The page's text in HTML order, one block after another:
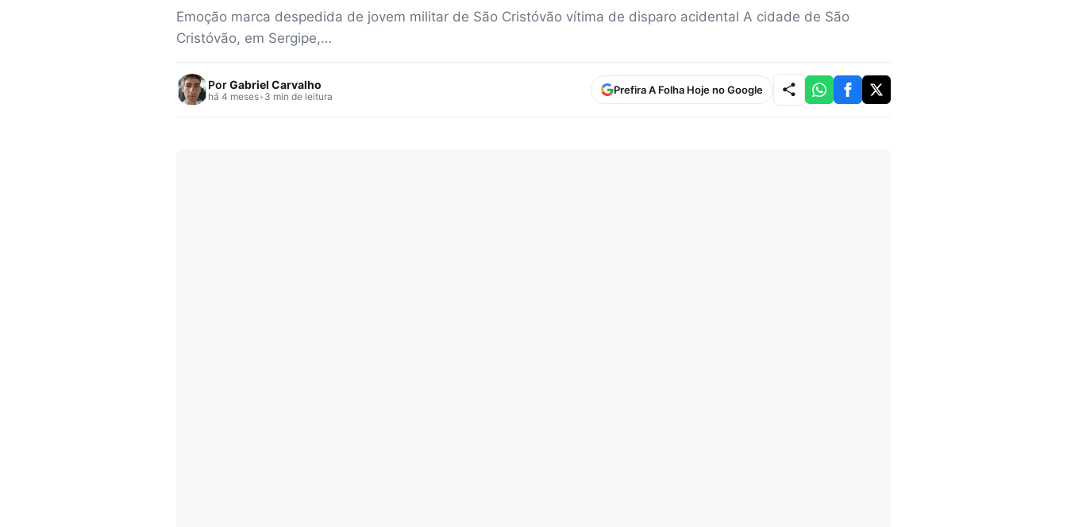
Emoção marca despedida de jovem militar de São Cristóvão vítima de disparo acidental A cidade de São
Cristóvão, em Sergipe,…
PorGabriel Carvalho
há 4 meses• 3 min de leitura
Prefira A Folha Hoje no Google